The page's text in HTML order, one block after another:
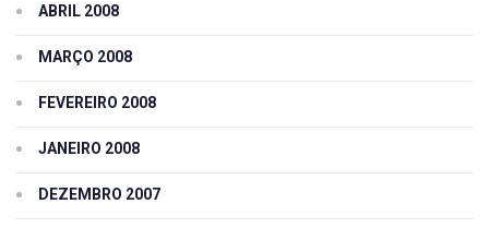
ABRIL 2008
MARÇO 2008
FEVEREIRO 2008
JANEIRO 2008
DEZEMBRO 2007